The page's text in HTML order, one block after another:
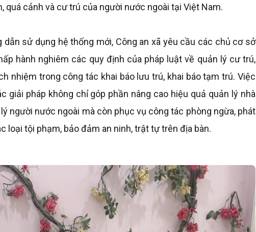
quá cảnh và cư trú của người nước ngoài tại Việt Nam.
dẫn sử dụng hệ thống mới, Công an xã yêu cầu các chủ cơ sở
hành nghiêm các quy định của pháp luật về quản lý cư trú,
nhiệm trong công tác khai báo lưu trú, khai báo tạm trú. Việc
giải pháp không chỉ góp phần nâng cao hiệu quả quản lý nhà
người nước ngoài mà còn phục vụ công tác phòng ngừa, phát
loại tội phạm, bảo đảm an ninh, trật tự trên địa bàn.